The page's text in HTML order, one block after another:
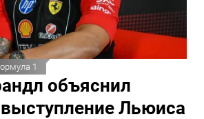
1
объяснил
Льюиса